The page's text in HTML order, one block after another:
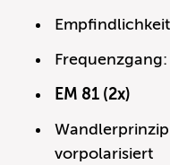
EM 81 (2x)
vorpolarisiert